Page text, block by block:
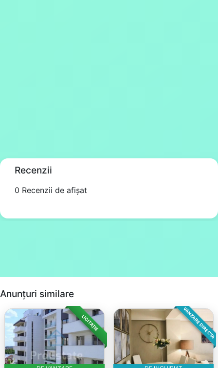
Recenzii
0 Recenzii de afișat
Anunțuri similare
LICITAȚIE VÂNZARE DIRECTA